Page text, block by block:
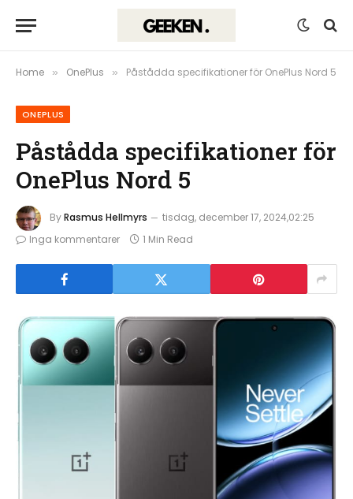
Home » OnePlus » Påstådda specifikationer för OnePlus Nord 5
ONEPLUS
Påstådda specifikationer för
OnePlus Nord 5
ByRasmus Hellmyrs
tisdag, december 17, 2024,02:25
Inga kommentarer
1 Min Read